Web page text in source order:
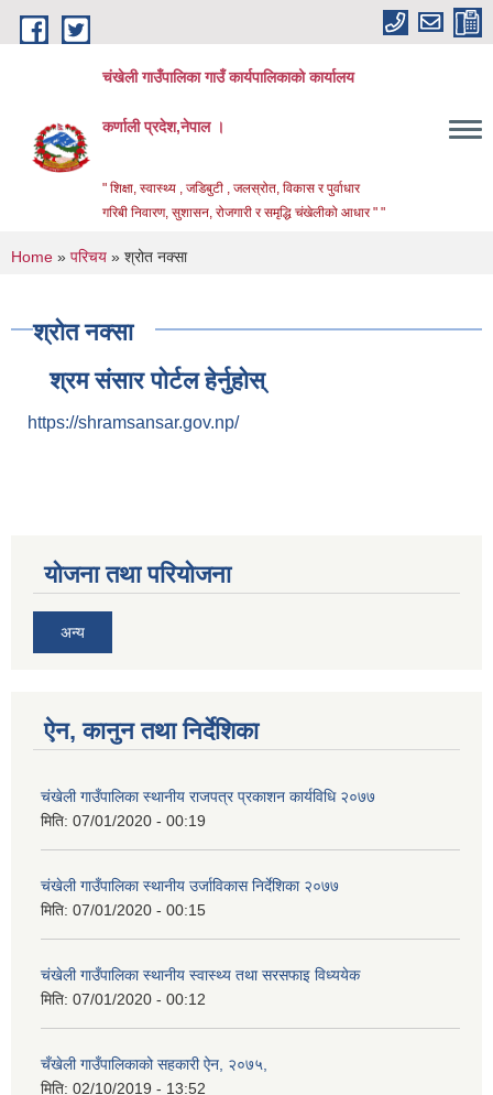
Skip to main content
चंखेली गाउँपालिका गाउँ कार्यपालिकाको कार्यालय
कर्णाली प्रदेश,नेपाल ।
" शिक्षा, स्वास्थ्य , जडिबुटी , जलस्रोत, विकास र पुर्वाधार
गरिबी निवारण, सुशासन, रोजगारी र समृद्धि चंखेलीको आधार " "
You are here
Home » परिचय » श्रोत नक्सा
श्रोत नक्सा
श्रम संसार पोर्टल हेर्नुहोस्
https://shramsansar.gov.np/
योजना तथा परियोजना
अन्य
ऐन, कानुन तथा निर्देशिका
चंखेली गाउँपालिका स्थानीय राजपत्र प्रकाशन कार्यविधि २०७७
मिति: 07/01/2020 - 00:19
चंखेली गाउँपालिका स्थानीय उर्जाविकास निर्देशिका २०७७
मिति: 07/01/2020 - 00:15
चंखेली गाउँपालिका स्थानीय स्वास्थ्य तथा सरसफाइ विध्ययेक
मिति: 07/01/2020 - 00:12
चँखेली गाउँपालिकाको सहकारी ऐन, २०७५,
मिति: 02/10/2019 - 13:52